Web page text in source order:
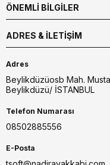
ÖNEMLİ BİLGİLER
ADRES & İLETIŞIM
Adres
Beylikdüzüosb Mah.
Beylikdüzü/ İSTANBUL
Telefon Numarası
08502885556
E-Posta